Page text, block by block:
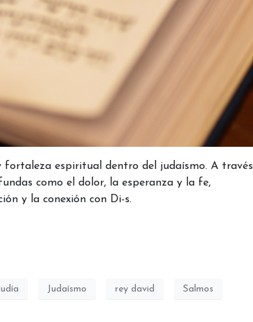
fortaleza espiritual dentro del judaísmo. A través
como el dolor, la esperanza y la fe,
y la conexión con Di-s.
Judaísmo rey david Salmos